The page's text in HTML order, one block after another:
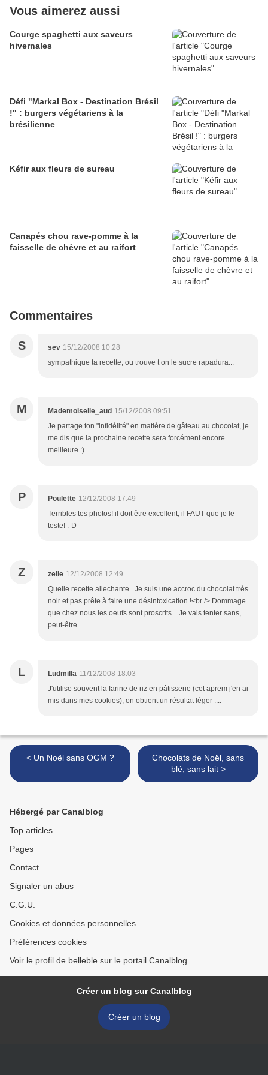
Vous aimerez aussi
Courge spaghetti aux saveurs
hivernales
Défi "Markal Box - Destination Brésil
!" : burgers végétariens à la
brésilienne
Kéfir aux fleurs de sureau
Canapés chou rave-pomme à la
faisselle de chèvre et au raifort
Commentaires
S sev 15/12/2008 10:28
sympathique ta recette, ou trouve t on le sucre rapadura...
M Mademoiselle_aud 15/12/2008 09:51
Je partage ton "infidélité" en matière de gâteau au chocolat, je
me dis que la prochaine recette sera forcément encore
meilleure :)
P Poulette 12/12/2008 17:49
Terribles tes photos! il doit être excellent, il FAUT que je le
teste! :-D
Z zelle 12/12/2008 12:49
Quelle recette allechante...Je suis une accroc du chocolat très
noir et pas prête à faire une désintoxication !<br /> Dommage
que chez nous les oeufs sont proscrits... Je vais tenter sans,
peut-être.
L Ludmilla 11/12/2008 18:03
J'utilise souvent la farine de riz en pâtisserie (cet aprem j'en ai
mis dans mes cookies), on obtient un résultat léger ....
< Un Noël sans OGM ?
Chocolats de Noël, sans
blé, sans lait >
Hébergé par Canalblog
Top articles
Pages
Contact
Signaler un abus
C.G.U.
Cookies et données personnelles
Préférences cookies
Voir le profil de belleble sur le portail Canalblog
Créer un blog sur Canalblog
Créer un blog